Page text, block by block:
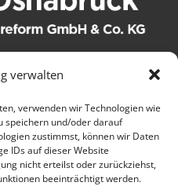
verwalten
verwenden wir Technologien wie
speichern und/oder darauf
zustimmst, können wir Daten
IDs auf dieser Website
nicht erteilst oder zurückziehst,
beeinträchtigt werden.
& Co. KG. Alle Rechte
Kontakt